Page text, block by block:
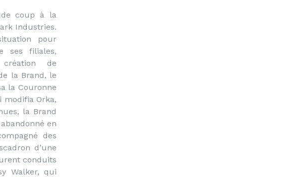
coup à la
Industries.
pour
ses filiales,
de
la Brand, le
la Couronne
modifia Orka,
la Brand
en
des
d’une
conduits
Walker, qui